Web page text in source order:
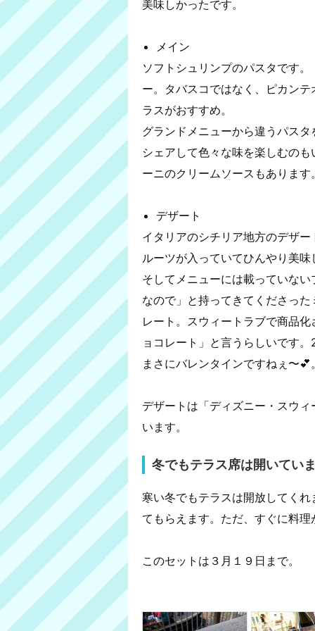
美味しかったです。
メイン
ソフトシュリンプのパスタです
ー。タバスコではなく、ピカン
ラスがおすすめ。
グランドメニューから違うパス
シェアして色々な味を楽しむの
ーニのクリームソースもありま
デザート
イタリアのシチリア地方のデザ
ルーツが入っていてひんやり美味
そしてメニューには載っていな
なので」と持ってきてくださっ
レート。スウィートラブで商品
ョコレート」と言うらしいです
まさにバレンタインですねぇ〜💕
デザートは「ディズニー・スウ
います。
冬でもテラス席は開いてい
寒い冬でもテラスは開放してく
てもらえます。ただ、すぐに料
このセットは３月１９日まで。